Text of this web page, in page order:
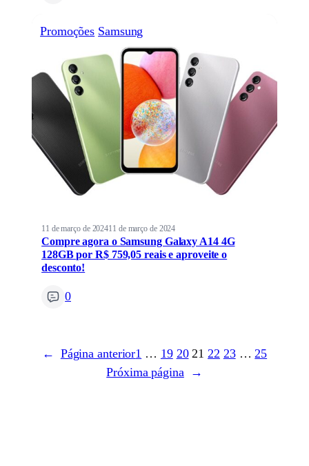
Promoções Samsung
11 de março de 202411 de março de 2024
Compre agora o Samsung Galaxy A14 4G
128GB por R$ 759,05 reais e aproveite o
desconto!
0
← Página anterior1 … 19 20 21 22 23 … 25
Próxima página
→